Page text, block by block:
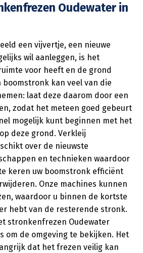
Oudewater in
een vijvertje, een nieuwe
wil aanleggen, is het
voor heeft en de grond
boomstronk kan veel van die
laat deze daarom door een
zodat het meteen goed gebeurt
mogelijk kunt beginnen met het
deze grond. Verkleij
over de nieuwste
en technieken waardoor
keren uw boomstronk efficiënt
Onze machines kunnen
waardoor u binnen de kortste
hebt van de resterende stronk.
stronkenfrezen Oudewater
om de omgeving te bekijken. Het
dat het frezen veilig kan